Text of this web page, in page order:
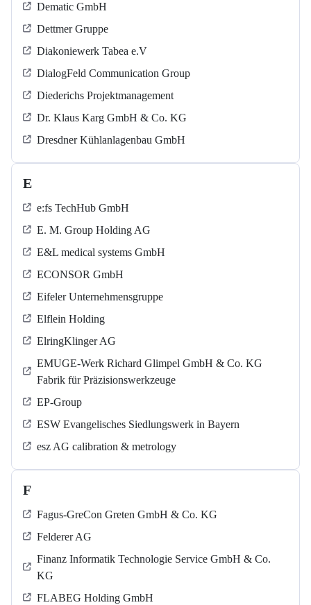
Dematic GmbH
Dettmer Gruppe
Diakoniewerk Tabea e.V
DialogFeld Communication Group
Diederichs Projektmanagement
Dr. Klaus Karg GmbH & Co. KG
Dresdner Kühlanlagenbau GmbH
E
e:fs TechHub GmbH
E. M. Group Holding AG
E&L medical systems GmbH
ECONSOR GmbH
Eifeler Unternehmensgruppe
Elflein Holding
ElringKlinger AG
EMUGE-Werk Richard Glimpel GmbH & Co. KG
Fabrik für Präzisionswerkzeuge
EP-Group
ESW Evangelisches Siedlungswerk in Bayern
esz AG calibration & metrology
F
Fagus-GreCon Greten GmbH & Co. KG
Felderer AG
Finanz Informatik Technologie Service GmbH & Co.
KG
FLABEG Holding GmbH